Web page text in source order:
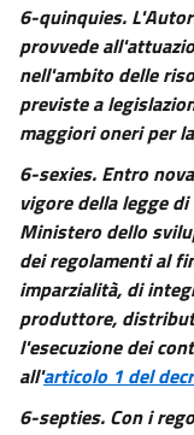
6-quinquies.
provvede
nell'ambito delle
previste a
maggiori oneri per
6-sexies. Entro
vigore della legge
Ministero dello
dei regolamenti al
imparzialità, di
produttore,
l'esecuzione dei
all'articolo 1 del
6-septies. Con i